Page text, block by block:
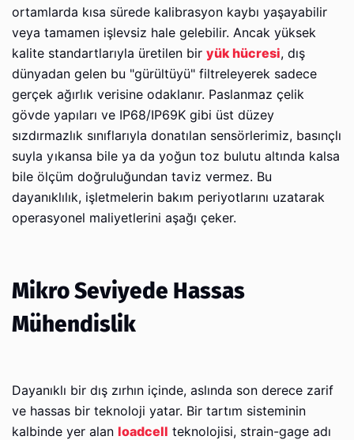
ortamlarda kısa sürede kalibrasyon kaybı yaşayabilir
veya tamamen işlevsiz hale gelebilir. Ancak yüksek
kalite standartlarıyla üretilen bir yük hücresi, dış
dünyadan gelen bu "gürültüyü" filtreleyerek sadece
gerçek ağırlık verisine odaklanır. Paslanmaz çelik
gövde yapıları ve IP68/IP69K gibi üst düzey
sızdırmazlık sınıflarıyla donatılan sensörlerimiz, basınçlı
suyla yıkansa bile ya da yoğun toz bulutu altında kalsa
bile ölçüm doğruluğundan taviz vermez. Bu
dayanıklılık, işletmelerin bakım periyotlarını uzatarak
operasyonel maliyetlerini aşağı çeker.
Mikro Seviyede Hassas
Mühendislik
Dayanıklı bir dış zırhın içinde, aslında son derece zarif
ve hassas bir teknoloji yatar. Bir tartım sisteminin
kalbinde yer alan loadcell teknolojisi, strain-gage adı